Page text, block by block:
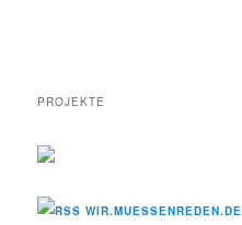
PROJEKTE
WIR.MUESSENREDEN.DE